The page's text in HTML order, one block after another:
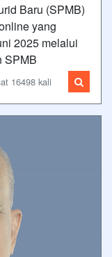
Baru (SPMB)
yang
2025 melalui
SPMB
16498 kali